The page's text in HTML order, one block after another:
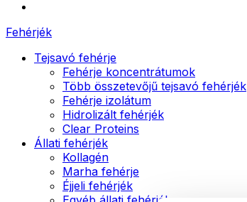
Fehérjék
Tejsavó fehérje
Fehérje koncentrátumok
Több összetevőjű tejsavó fehérjék
Fehérje izolátum
Hidrolizált fehérjék
Clear Proteins
Állati fehérjék
Kollagén
Marha fehérje
Éjjeli fehérjék